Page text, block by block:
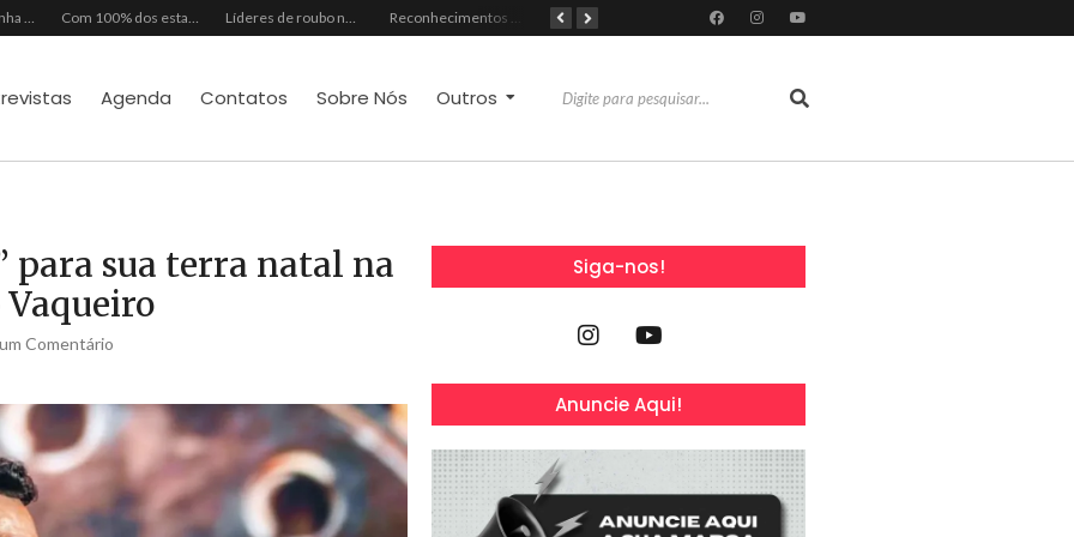
Mês dos Pais ganha programação especial com atrações gratuitas para toda a família no Shopping Maranguape Com 100% dos estandes comercializados, Feira Regional da Beleza reunirá mais de 500 marcas no Centro de Eventos do CE em outubro Líderes de roubo no país, Chevrolet Ônix e Prisma, Hyundai HB20 e Ford Ka enfrentam escassez de peças originais Reconhecimentos consolidam legado do Grupo Raymundo da Fonte ao completar 80 anos
Agenda Contatos Sobre Nós Outros
para sua terra natal na
Vaqueiro
Comentário
Siga-nos!
Anuncie Aqui!